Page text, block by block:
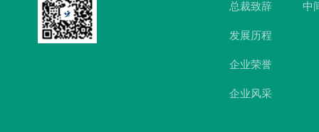
总裁致辞
发展历程
企业荣誉
企业风采
中